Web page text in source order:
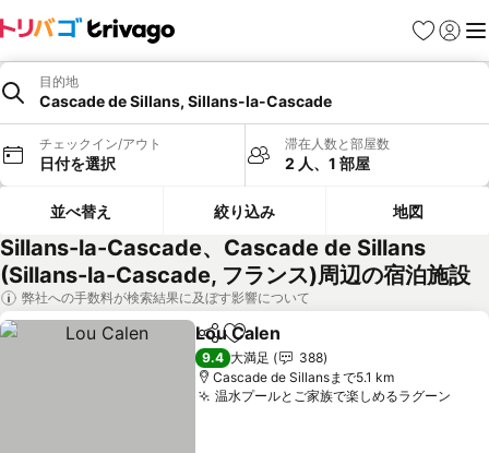
お気に入り
ログイ
メ
目的地
Cascade de Sillans, Sillans-la-Cascade
チェックイン/アウト
日付を選択
滞在人数と部屋数
2 人、1 部屋
並べ替え 絞り込み 地図
Sillans-la-Cascade、Cascade de Sillans
(Sillans-la-Cascade, フランス)周辺の宿泊施設
弊社への手数料が検索結果に及ぼす影響について
シェアお気に入りに追加
Lou Calen
9.4 大満足
388
Cascade de Sillansまで5.1 km
温水プールとご家族で楽しめるラグーン